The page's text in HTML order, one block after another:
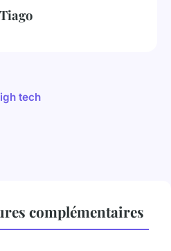
Tiago
tech
complémentaires